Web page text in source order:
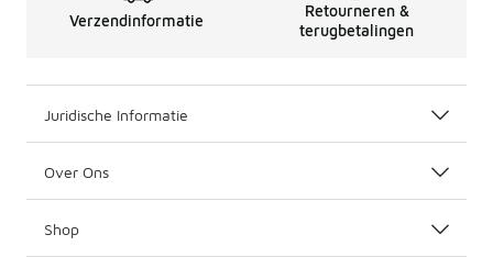
Verzendinformatie
Retourneren &
terugbetalingen
Juridische Informatie
Over Ons
Shop